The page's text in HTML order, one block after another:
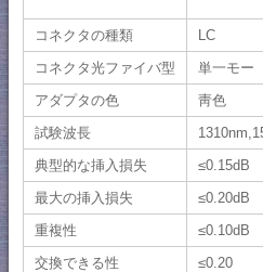
コネクタの種類
LC
コネクタ光ファイバ型
単一モー
アダプタの色
靑色
試験波長
典型的な挿入損失
≤0.15dB
最大の挿入損失
≤0.20dB
重複性
≤0.10dB
交換できる性
≤0.20